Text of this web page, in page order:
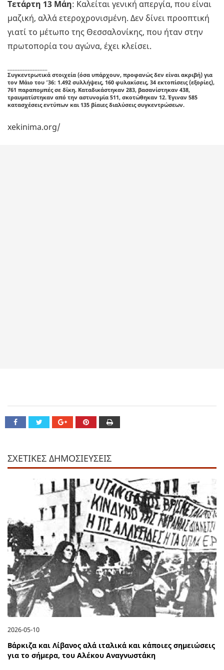
Τετάρτη 13 Μάη: Καλείται γενική απεργία, που είναι
μαζική, αλλά ετεροχρονισμένη. Δεν δίνει προοπτική
γιατί το μέτωπο της Θεσσαλονίκης, που ήταν στην
πρωτοπορία του αγώνα, έχει κλείσει.
Συγκεντρωτικά στοιχεία (όσα υπάρχουν, προφανώς δεν είναι ακριβή) για
τον Μάιο του ’36: 1.492 συλλήψεις, 160 φυλακίσεις, 34 εκτοπίσεις (εξορίες),
761 παραπομπές σε δίκη. Καταδικάστηκαν 283, βασανίστηκαν 438,
τραυματίστηκαν από την αστυνομία 511, σκοτώθηκαν 12. Έγιναν 585
κατασχέσεις εντύπων και 135 βίαιες διαλύσεις συγκεντρώσεων.
xekinima.org/
ΣΧΕΤΙΚΕΣ ΔΗΜΟΣΙΕΥΣΕΙΣ
2026-05-10
Βάρκιζα και Λίβανος αλά ιταλικά και κάποιες σημειώσεις
για το σήμερα, του Αλέκου Αναγνωστάκη